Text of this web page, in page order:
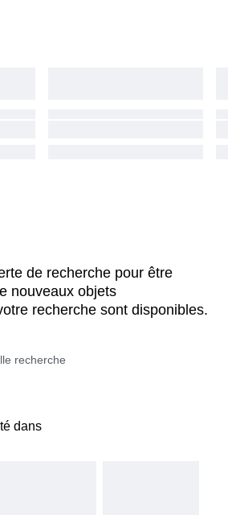
de recherche pour être
nouveaux objets
recherche sont disponibles.
dans